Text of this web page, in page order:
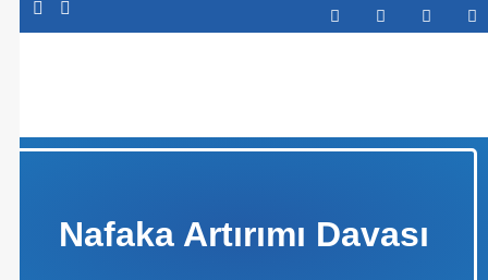
Nafaka Artırımı Davası